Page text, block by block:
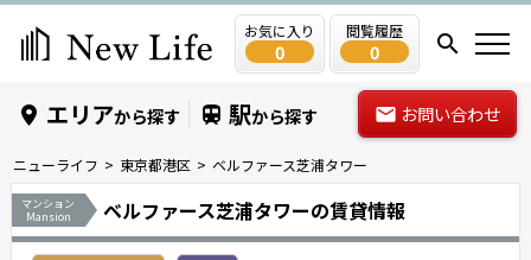
お気に入り
0
閲覧履歴
0
エリアから探す 駅から探す お問い合わせ
ニューライフ 東京都港区 ベルファース芝浦タワー
マンション
Mansion
ベルファース芝浦タワーの賃貸情報